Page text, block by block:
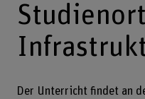
Der Unterricht findet an